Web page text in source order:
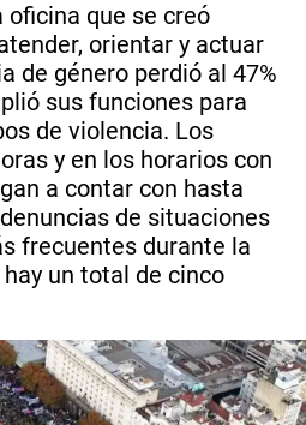
oficina que se creó
orientar y actuar
de género perdió al 47%
sus funciones para
de violencia. Los
y en los horarios con
a contar con hasta
de situaciones
frecuentes durante la
un total de cinco